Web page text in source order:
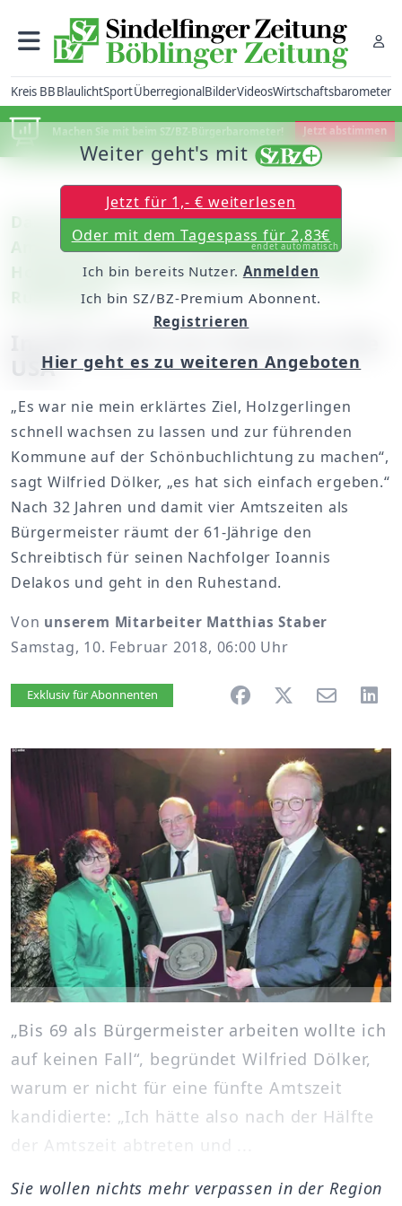
Kreis BBBlaulichtSportÜberregionalBilderVideosWirtschaftsbarometer
Machen Sie mit beim SZ/BZ-Bürgerbarometer! Jetzt abstimmen
Das Porträt: Nach 32 Jahren und vier
Amtszeiten im Amt als Bürgermeister von
Holzgerlingen geht Wilfried Dölker in den
Ruhestand
USA
„Es war nie mein erklärtes Ziel, Holzgerlingen
schnell wachsen zu lassen und zur führenden
Kommune auf der Schönbuchlichtung zu machen“,
sagt Wilfried Dölker, „es hat sich einfach ergeben.“
Nach 32 Jahren und damit vier Amtszeiten als
Bürgermeister räumt der 61-Jährige den
Schreibtisch für seinen Nachfolger Ioannis
Delakos und geht in den Ruhestand.
Von unserem Mitarbeiter Matthias Staber
Samstag, 10. Februar 2018, 06:00 Uhr
Artikel vorlesen
Exklusiv für Abonnenten
„Bis 69 als Bürgermeister arbeiten wollte ich
auf keinen Fall“, begründet Wilfried Dölker,
warum er nicht für eine fünfte Amtszeit
kandidierte: „Ich hätte also nach der Hälfte
der Amtszeit abtreten und ...
Weiter geht's mit
Jetzt für 1,- € weiterlesen
Oder mit dem Tagespass für 2,83€
endet automatisch
Ich bin bereits Nutzer. Anmelden
Ich bin SZ/BZ-Premium Abonnent.
Registrieren
Hier geht es zu weiteren Angeboten
Sie wollen nichts mehr verpassen in der Region